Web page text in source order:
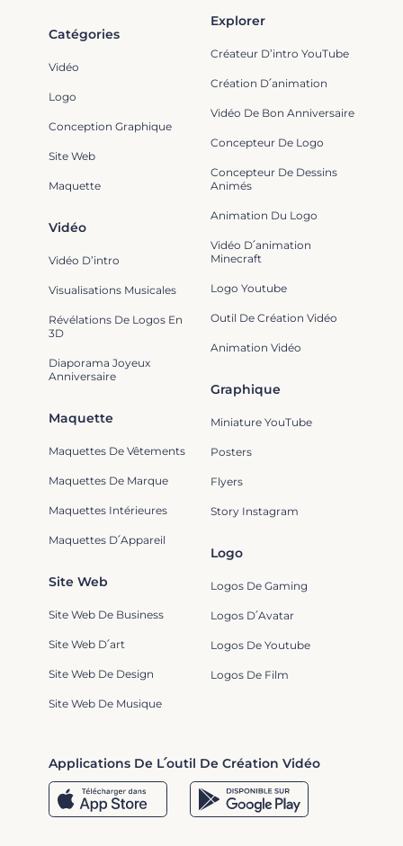
Maquette
Maquettes De Vêtements
Maquettes De Marque
Maquettes Intérieures
Maquettes D՛Appareil
Graphique
Miniature YouTube
Posters
Flyers
Story Instagram
Catégories
Vidéo
Logo
Conception Graphique
Site Web
Maquette
Logo
Logos De Gaming
Logos D՛Avatar
Logos De Youtube
Logos De Film
Explorer
Créateur D’intro YouTube
Création D՛animation
Vidéo De Bon Anniversaire
Concepteur De Logo
Concepteur De Dessins
Animés
Animation Du Logo
Vidéo D՛animation
Minecraft
Logo Youtube
Outil De Création Vidéo
Animation Vidéo
Applications De L՛outil De Création Vidéo
Vidéo
Vidéo D’intro
Visualisations Musicales
Révélations De Logos En
3D
Diaporama Joyeux
Anniversaire
Site Web
Site Web De Business
Site Web D՛art
Site Web De Design
Site Web De Musique